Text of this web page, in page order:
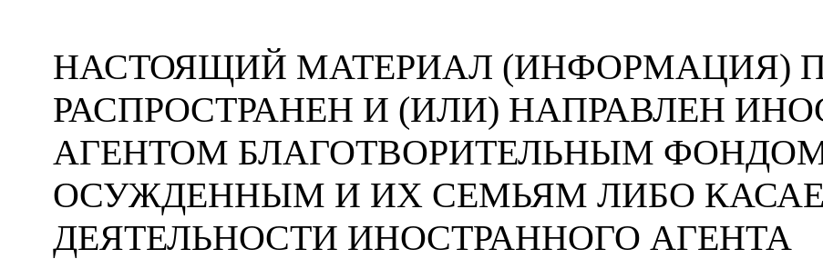
НАСТОЯЩИЙ МАТЕРИАЛ (ИНФОРМАЦИЯ)
РАСПРОСТРАНЕН И (ИЛИ) НАПРАВЛЕН
АГЕНТОМ БЛАГОТВОРИТЕЛЬНЫМ
ОСУЖДЕННЫМ И ИХ СЕМЬЯМ ЛИБО
ДЕЯТЕЛЬНОСТИ ИНОСТРАННОГО АГЕНТА